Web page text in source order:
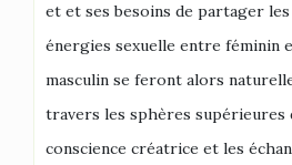
et et ses besoins de partager les
énergies sexuelle entre féminin
masculin se feront alors
travers les sphères supérieures
conscience créatrice et les